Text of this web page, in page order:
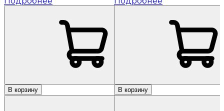
В корзину В корзину